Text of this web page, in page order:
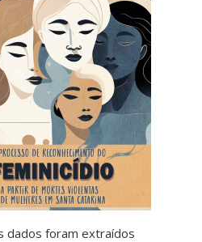
dados foram extraídos